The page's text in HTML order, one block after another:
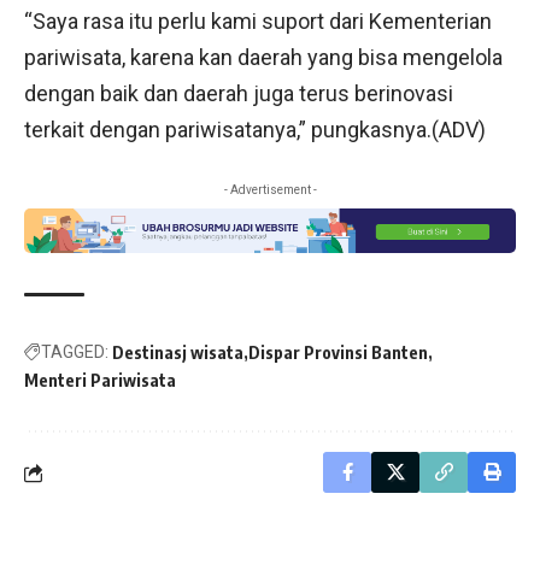
“Saya rasa itu perlu kami suport dari Kementerian
pariwisata, karena kan daerah yang bisa mengelola
dengan baik dan daerah juga terus berinovasi
terkait dengan pariwisatanya,” pungkasnya.(ADV)
- Advertisement -
TAGGED: Destinasj wisata Dispar Provinsi Banten
Menteri Pariwisata